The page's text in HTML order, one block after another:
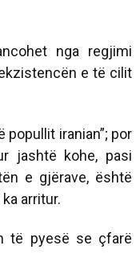
nga regjimi
e të cilit
iranian”; por
jashtë kohe, pasi
e gjërave, është
arritur.
të pyesë se çfarë